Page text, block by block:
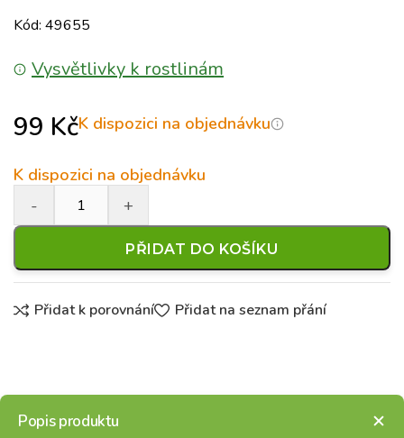
Kód: 49655
Vysvětlivky k rostlinám
99 KčK dispozici na objednávku
K dispozici na objednávku
PŘIDAT DO KOŠÍKU
Přidat k porovnání Přidat na seznam přání
Popis produktu